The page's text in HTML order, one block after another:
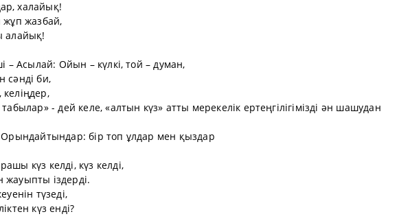
халайық!
жұп жазбай,
алайық!
– Асылай: Ойын – күлкі, той – думан,
сәнді би,
табылар» - дей келе, «алтын күз» атты мерекелік ертеңгілігімізді ән шашудан
Орындайтындар: бір топ ұлдар мен қыздар
күз келді, күз келді,
іздерді.
түзеді,
күз енді?